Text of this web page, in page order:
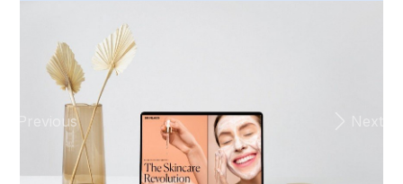
Previous